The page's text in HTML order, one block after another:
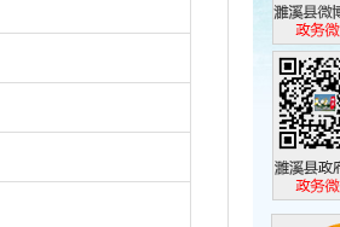
濉溪县政
政务微博
濉溪县政